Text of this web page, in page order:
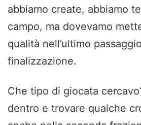
abbiamo create, abbiamo
campo, ma dovevamo
qualità nell’ultimo
finalizzazione.
Che tipo di giocata
dentro e trovare qualche